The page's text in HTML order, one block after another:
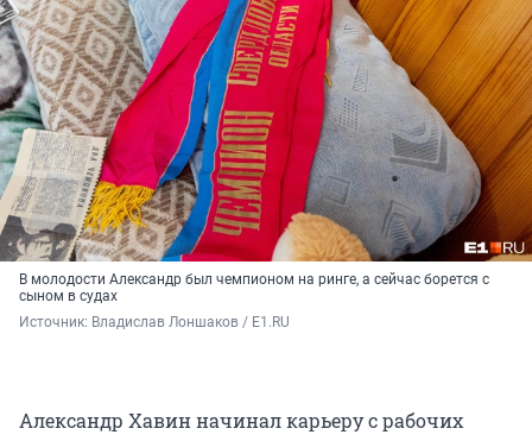
В молодости Александр был чемпионом на ринге, а сейчас борется с
сыном в судах
Источник: Владислав Лоншаков / E1.RU
Александр Хавин начинал карьеру с рабочих